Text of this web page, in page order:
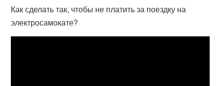
Как сделать так, чтобы не платить за поездку на
электросамокате?